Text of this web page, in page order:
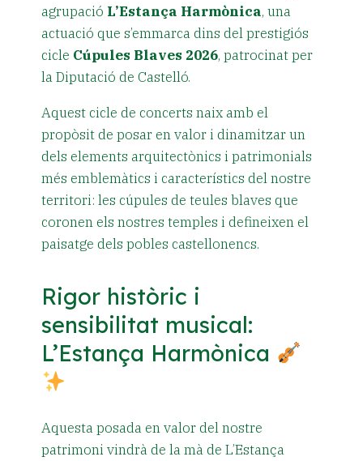
agrupació L’Estança Harmònica, una
actuació que s’emmarca dins del prestigiós
cicle Cúpules Blaves 2026, patrocinat per
la Diputació de Castelló.
Aquest cicle de concerts naix amb el
propòsit de posar en valor i dinamitzar un
dels elements arquitectònics i patrimonials
més emblemàtics i característics del nostre
territori: les cúpules de teules blaves que
coronen els nostres temples i defineixen el
paisatge dels pobles castellonencs.
Rigor històric i
sensibilitat musical:
L’Estança Harmònica
Aquesta posada en valor del nostre
patrimoni vindrà de la mà de L’Estança